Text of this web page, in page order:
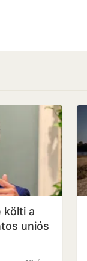
költi a
uniós